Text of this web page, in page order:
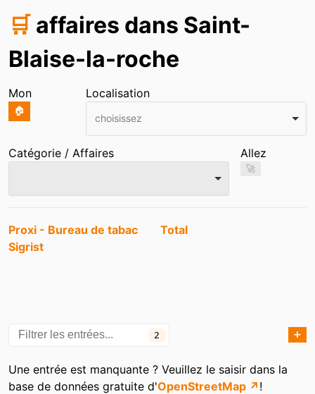
🛒 affaires dans Saint-
Blaise-la-roche
Mon
🏠
Localisation
choisissez
Catégorie / Affaires Allez
🚀
Entrées
Proxi - Bureau de tabac
Sigrist
Total
2 ➕
Catégories
Une entrée est manquante ? Veuillez le saisir dans la
base de données gratuite d'OpenStreetMap ↗ !